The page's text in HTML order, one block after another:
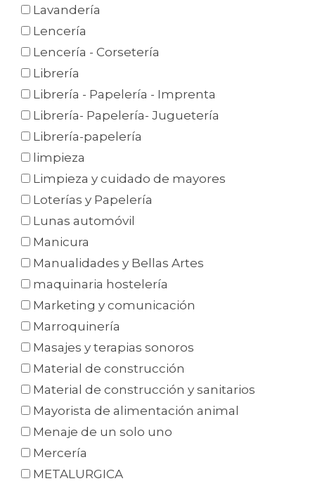
Lavandería
Lencería
Lencería - Corsetería
Librería
Librería - Papelería - Imprenta
Librería- Papelería- Juguetería
Librería-papelería
limpieza
Limpieza y cuidado de mayores
Loterías y Papelería
Lunas automóvil
Manicura
Manualidades y Bellas Artes
maquinaria hostelería
Marketing y comunicación
Marroquinería
Masajes y terapias sonoros
Material de construcción
Material de construcción y sanitarios
Mayorista de alimentación animal
Menaje de un solo uno
Mercería
METALURGICA